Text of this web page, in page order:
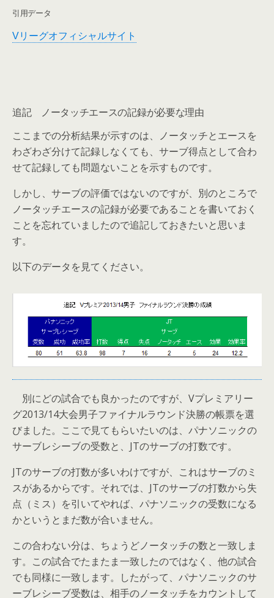
引用データ
Vリーグオフィシャルサイト
追記 ノータッチエースの記録が必要な理由
ここまでの分析結果が示すのは、ノータッチとエースを
わざわざ分けて記録しなくても、サーブ得点として合わ
せて記録しても問題ないことを示すものです。
しかし、サーブの評価ではないのですが、別のところで
ノータッチエースの記録が必要であることを書いておく
ことを忘れていましたので追記しておきたいと思いま
す。
以下のデータを見てください。
別にどの試合でも良かったのですが、Vプレミアリー
グ2013/14大会男子ファイナルラウンド決勝の帳票を選
びました。ここで見てもらいたいのは、パナソニックの
サーブレシーブの受数と、JTのサーブの打数です。
JTのサーブの打数が多いわけですが、これはサーブのミ
スがあるからです。それでは、JTのサーブの打数から失
点（ミス）を引いてやれば、パナソニックの受数になる
かというとまだ数が合いません。
この合わない分は、ちょうどノータッチの数と一致しま
す。この試合でたまたま一致したのではなく、他の試合
でも同様に一致します。したがって、パナソニックのサ
ーブレシーブ受数は、相手のノータッチをカウントして